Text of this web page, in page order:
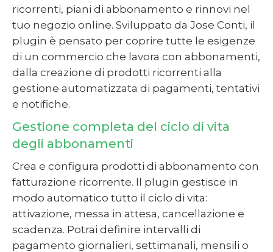
ricorrenti, piani di abbonamento e rinnovi nel
tuo negozio online. Sviluppato da Jose Conti, il
plugin è pensato per coprire tutte le esigenze
di un commercio che lavora con abbonamenti,
dalla creazione di prodotti ricorrenti alla
gestione automatizzata di pagamenti, tentativi
e notifiche.
Gestione completa del ciclo di vita
degli abbonamenti
Crea e configura prodotti di abbonamento con
fatturazione ricorrente. Il plugin gestisce in
modo automatico tutto il ciclo di vita:
attivazione, messa in attesa, cancellazione e
scadenza. Potrai definire intervalli di
pagamento giornalieri, settimanali, mensili o